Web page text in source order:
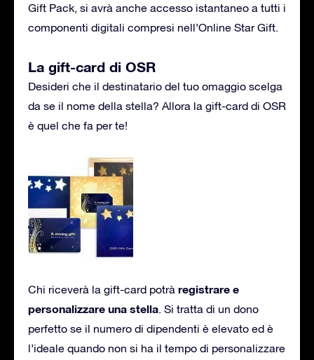
Gift Pack, si avrà anche accesso istantaneo a tutti i
componenti digitali compresi nell’Online Star Gift.
La gift-card di OSR
Desideri che il destinatario del tuo omaggio scelga
da se il nome della stella? Allora la gift-card di OSR
è quel che fa per te!
Chi riceverà la gift-card potrà registrare e
personalizzare una stella. Si tratta di un dono
perfetto se il numero di dipendenti è elevato ed è
l’ideale quando non si ha il tempo di personalizzare